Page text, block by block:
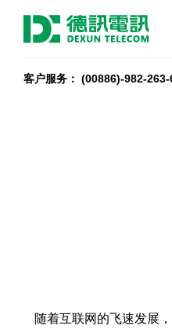
客户服务： (00886)-982-263-
随着互联网的飞速发展